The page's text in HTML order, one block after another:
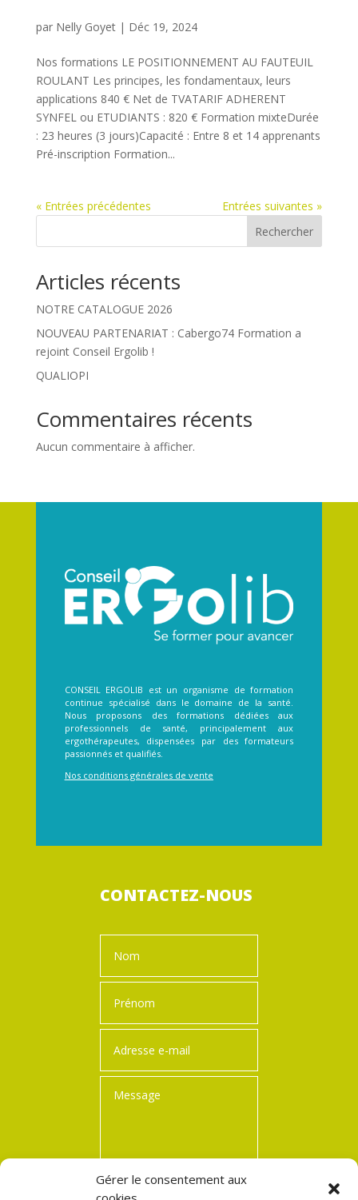
Gérer le consentement aux
par Nelly Goyet| Déc 19, 2024
Nos formations LE POSITIONNEMENT AU FAUTEUIL
ROULANT Les principes, les fondamentaux, leurs
applications 840 € Net de TVATARIF ADHERENT
SYNFEL ou ETUDIANTS : 820 € Formation mixteDurée
: 23 heures (3 jours)Capacité : Entre 8 et 14 apprenants
Pré-inscription Formation...
« Entrées précédentes
Entrées suivantes »
Rechercher
Articles récents
NOTRE CATALOGUE 2026
NOUVEAU PARTENARIAT : Cabergo74 Formation a
rejoint Conseil Ergolib !
QUALIOPI
Commentaires récents
Aucun commentaire à afficher.
CONSEIL ERGOLIB est un organisme de formation
continue spécialisé dans le domaine de la santé.
Nous proposons des formations dédiées aux
professionnels de santé, principalement aux
ergothérapeutes, dispensées par des formateurs
passionnés et qualifiés.
Nos conditions générales de vente
CONTACTEZ-NOUS